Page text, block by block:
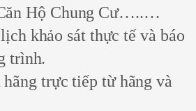
Hộ Chung Cư…..…
khảo sát thực tế và báo
trình.
trực tiếp từ hãng và